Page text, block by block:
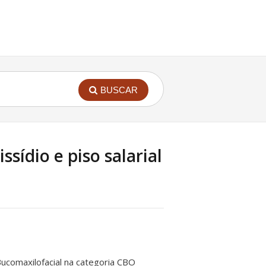
BUSCAR
e piso salarial
na categoria CBO